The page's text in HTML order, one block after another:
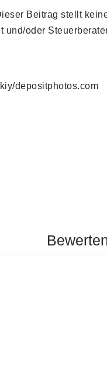
Beitrag stellt
und/oder
depositphotos.com